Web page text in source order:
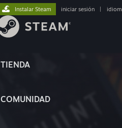
TIENDA
COMUNIDAD
Instalar Steam iniciar sesión